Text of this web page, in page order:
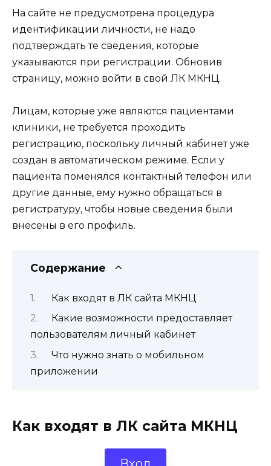
На сайте не предусмотрена процедура
идентификации личности, не надо
подтверждать те сведения, которые
указываются при регистрации. Обновив
страницу, можно войти в свой ЛК МКНЦ.
Лицам, которые уже являются пациентами
клиники, не требуется проходить
регистрацию, поскольку личный кабинет уже
создан в автоматическом режиме. Если у
пациента поменялся контактный телефон или
другие данные, ему нужно обращаться в
регистратуру, чтобы новые сведения были
внесены в его профиль.
Содержание
Как входят в ЛК сайта МКНЦ
Какие возможности предоставляет
пользователям личный кабинет
Что нужно знать о мобильном
приложении
Как входят в ЛК сайта МКНЦ